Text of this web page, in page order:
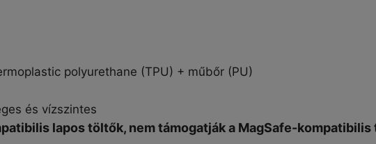
polyurethane (TPU) + műbőr (PU)
és vízszintes
lapos töltők, nem támogatják a MagSafe-kompatibilis